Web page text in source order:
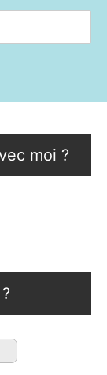
moi ?